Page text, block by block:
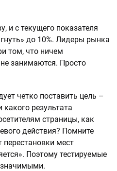
и с текущего показателя
до 10%. Лидеры рынка
том, что ничем
занимаются. Просто
четко поставить цель –
результата
страницы, как
действия? Помните
мест
Поэтому тестируемые